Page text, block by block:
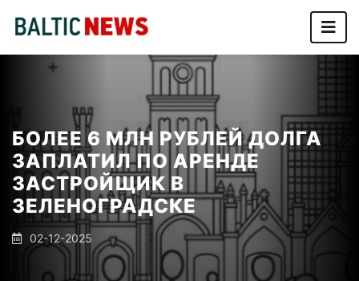
БОЛЕЕ 6 МЛН РУБЛЕЙ ДОЛГА
ЗАПЛАТИЛ ПО АРЕНДЕ
ЗАСТРОЙЩИК В
ЗЕЛЕНОГРАДСКЕ
02-12-2025